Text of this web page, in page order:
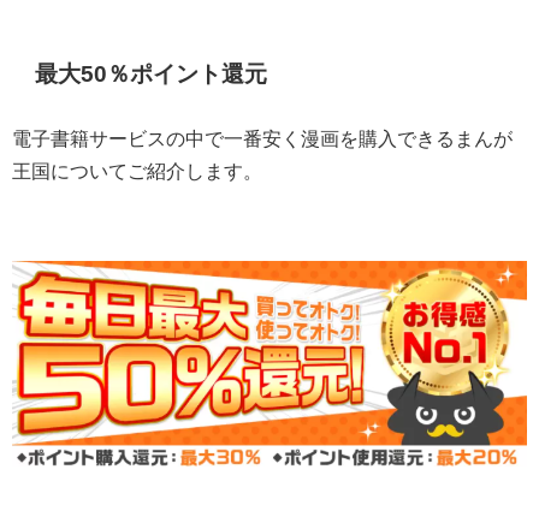
最大50％ポイント還元
電子書籍サービスの中で一番安く漫画を購入できるまんが
王国についてご紹介します。